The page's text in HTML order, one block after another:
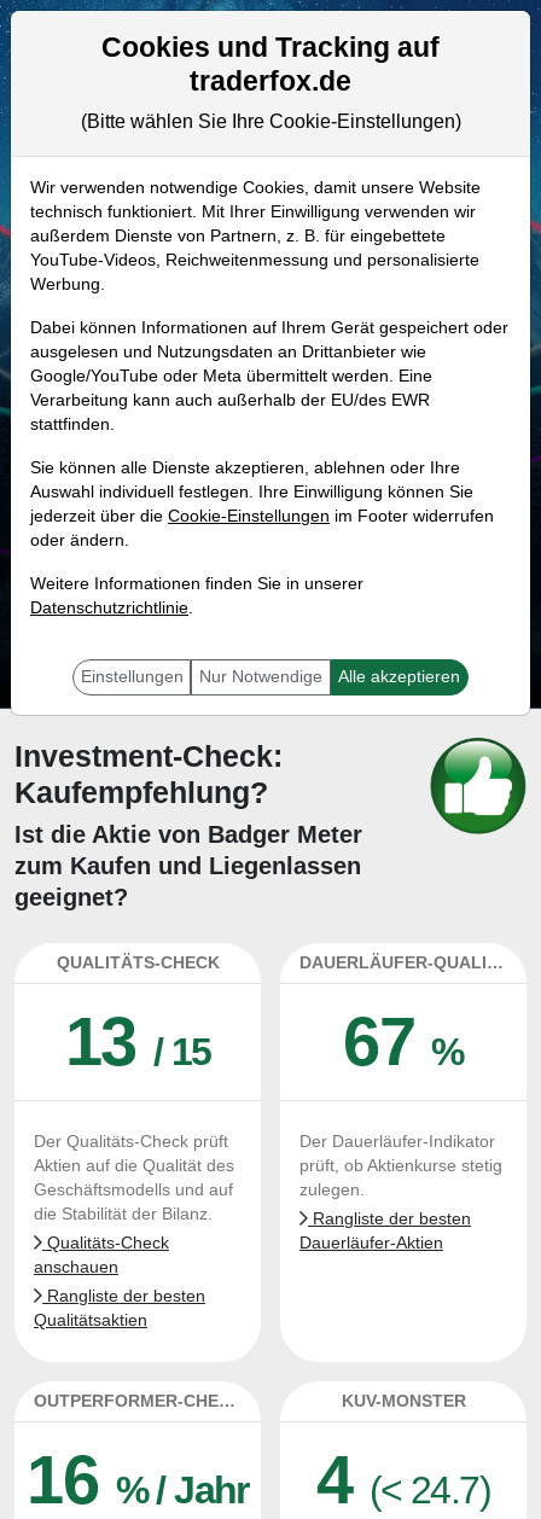
Aktien- und Artikelsuche
863871 | BMI–Badger Meter Aktie
Realtime-Aktienkurs:
-
-
Marktkapitalisierung 4,03 Mrd. USD
Unternehmenswert 3,93 Mrd. USD
MONKEY-TRADER INDIKATOR
16.9 %
Mit 16.9 % Wahrscheinlichkeit wird selbst der unglücklichst agierende Trader
Investment-Check:
Kaufempfehlung?
Ist die Aktie von Badger Meter
zum Kaufen und Liegenlassen
geeignet?
QUALITÄTS-CHECK
13 / 15
Der Qualitäts-Check prüft
Aktien auf die Qualität des
Geschäftsmodells und auf
die Stabilität der Bilanz.
Qualitäts-Check
anschauen
Rangliste der besten
Qualitätsaktien
DAUERLÄUFER-QUALITÄTEN
67%
Der Dauerläufer-Indikator
prüft, ob Aktienkurse stetig
zulegen.
Rangliste der besten
Dauerläufer-Aktien
OUTPERFORMER-CHECK
16 % / Jahr
KUV-MONSTER
4 (< 24.7)
Cookies und Tracking auf
traderfox.de
(Bitte wählen Sie Ihre Cookie-Einstellungen)
Wir verwenden notwendige Cookies, damit unsere Website
technisch funktioniert. Mit Ihrer Einwilligung verwenden wir
außerdem Dienste von Partnern, z. B. für eingebettete
YouTube-Videos, Reichweitenmessung und personalisierte
Werbung.
Dabei können Informationen auf Ihrem Gerät gespeichert oder
ausgelesen und Nutzungsdaten an Drittanbieter wie
Google/YouTube oder Meta übermittelt werden. Eine
Verarbeitung kann auch außerhalb der EU/des EWR
stattfinden.
Sie können alle Dienste akzeptieren, ablehnen oder Ihre
Auswahl individuell festlegen. Ihre Einwilligung können Sie
jederzeit über die Cookie-Einstellungen im Footer widerrufen
oder ändern.
Weitere Informationen finden Sie in unserer
Datenschutzrichtlinie.
Einstellungen Nur Notwendige Alle akzeptieren